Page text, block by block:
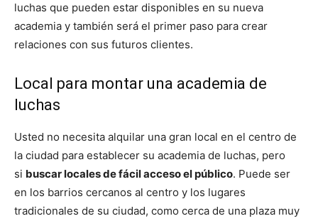
luchas que pueden estar disponibles en su nueva
academia y también será el primer paso para crear
relaciones con sus futuros clientes.
Local para montar una academia de
luchas
Usted no necesita alquilar una gran local en el centro de
la ciudad para establecer su academia de luchas, pero
si buscar locales de fácil acceso el público. Puede ser
en los barrios cercanos al centro y los lugares
tradicionales de su ciudad, como cerca de una plaza muy